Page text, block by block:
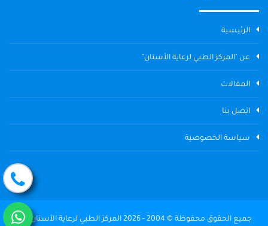
الرئيسية
عن "المركز الطبي لرعاية الأسنان"
المقالات
اتصل بنا
سياسة الخصوصية
جميع الحقوق محفوظة © 2004 - 2026 المركز الطبي لرعاية الأسنان The